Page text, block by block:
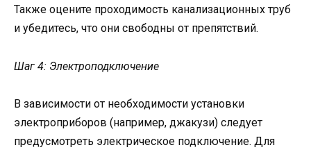
Также оцените проходимость канализационных труб
и убедитесь, что они свободны от препятствий.
Шаг 4: Электроподключение
В зависимости от необходимости установки
электроприборов (например, джакузи) следует
предусмотреть электрическое подключение. Для